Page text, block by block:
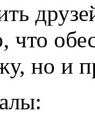
что
но и